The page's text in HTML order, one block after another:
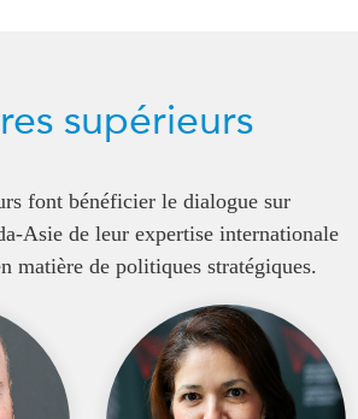
supérieurs
font bénéficier le dialogue sur
Asie de leur expertise internationale
matière de politiques stratégiques.